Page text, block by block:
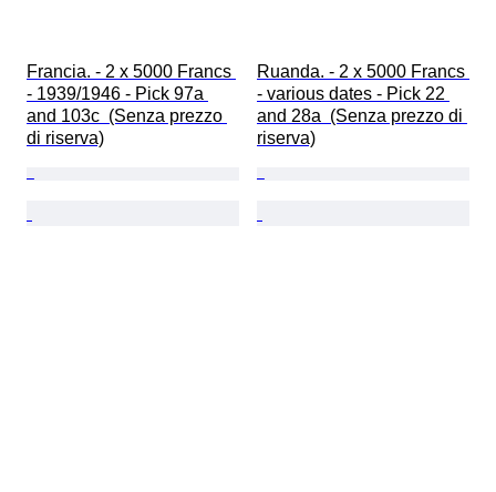
Francia. - 2 x 5000 Francs
- 1939/1946 - Pick 97a
and 103c  (Senza prezzo
di riserva)
Ruanda. - 2 x 5000 Francs
- various dates - Pick 22
and 28a  (Senza prezzo di
riserva)